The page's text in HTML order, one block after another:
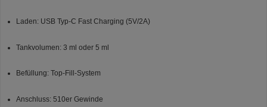
Laden: USB Typ-C Fast Charging (5V/2A)
Tankvolumen: 3 ml oder 5 ml
Befüllung: Top-Fill-System
Anschluss: 510er Gewinde